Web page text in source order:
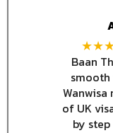
Baan
smooth
of UK
by